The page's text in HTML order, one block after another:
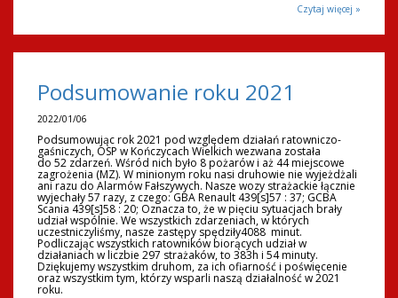
Czytaj więcej »
Podsumowanie roku 2021
2022/01/06
Podsumowując rok 2021 pod względem działań ratowniczo-
gaśniczych, OSP w Kończycach Wielkich wezwana została
do 52 zdarzeń. Wśród nich było 8 pożarów i aż 44 miejscowe
zagrożenia (MZ). W minionym roku nasi druhowie nie wyjeżdżali
ani razu do Alarmów Fałszywych. Nasze wozy strażackie łącznie
wyjechały 57 razy, z czego: GBA Renault 439[s]57 : 37; GCBA
Scania 439[s]58 : 20; Oznacza to, że w pięciu sytuacjach brały
udział wspólnie. We wszystkich zdarzeniach, w których
uczestniczyliśmy, nasze zastępy spędziły4088 minut.
Podliczając wszystkich ratowników biorących udział w
działaniach w liczbie 297 strażaków, to 383h i 54 minuty.
Dziękujemy wszystkim druhom, za ich ofiarność i poświęcenie
oraz wszystkim tym, którzy wsparli naszą działalność w 2021
roku.